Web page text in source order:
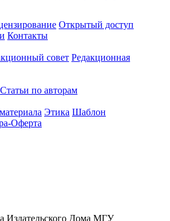
Открытый доступ
Контакты
совет Редакционная
Статьи по авторам
Этика Шаблон
Оферта
Издательского Дома МГУ